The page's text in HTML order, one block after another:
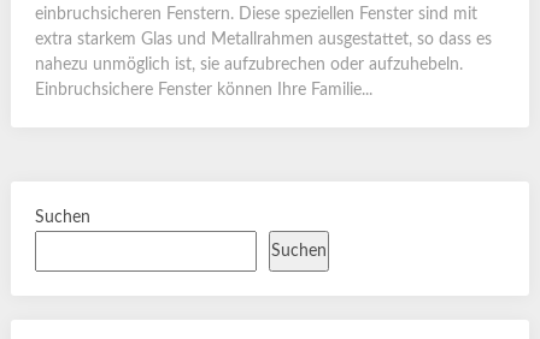
einbruchsicheren Fenstern. Diese speziellen Fenster sind mit
extra starkem Glas und Metallrahmen ausgestattet, so dass es
nahezu unmöglich ist, sie aufzubrechen oder aufzuhebeln.
Einbruchsichere Fenster können Ihre Familie...
Suchen
Suchen